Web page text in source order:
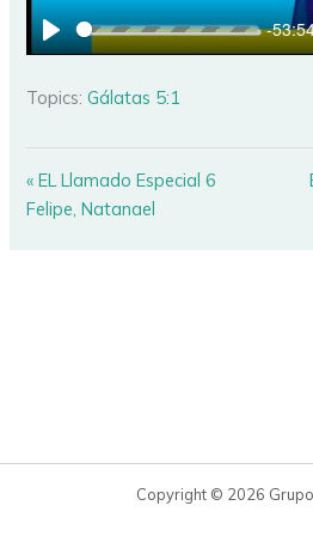
PLAY
-
Topics: Gálatas 5:1
« EL Llamado Especial 6
Felipe, Natanael
Copyright © 2026 Grupo